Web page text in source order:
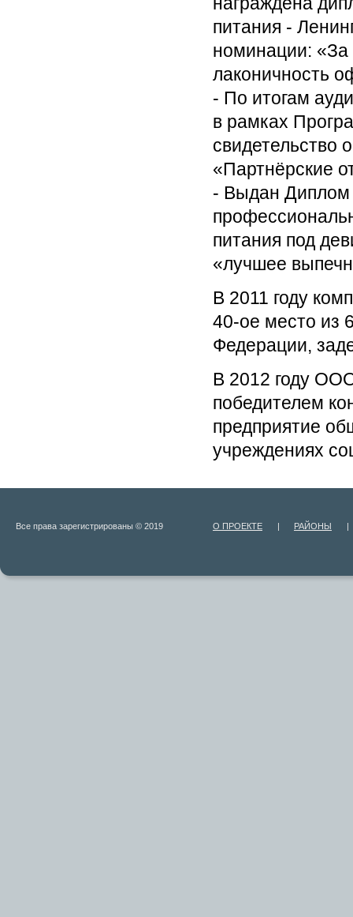
питания -
номинации: «За
лаконичность
- По итогам
в рамках
свидетельство
«Партнёрские
- Выдан Диплом
питания под
«лучшее
В 2011 году
40-ое место из
Федерации,
В 2012 году
победителем
предприятие
учреждениях
Все права зарегистрированы © 2019 О ПРОЕКТЕ | РАЙОНЫ |